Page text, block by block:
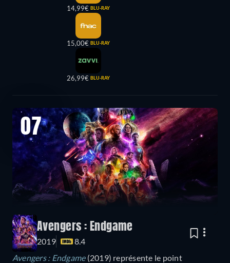
14,99€ BLU-RAY
15,00€ BLU-RAY
26,99€ BLU-RAY
07
Avengers : Endgame
2019
8.4
Avengers : Endgame(2019) représente le point